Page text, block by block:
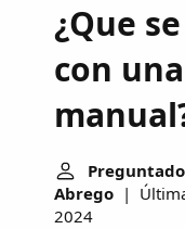
¿Que
con
Abrego |
2024